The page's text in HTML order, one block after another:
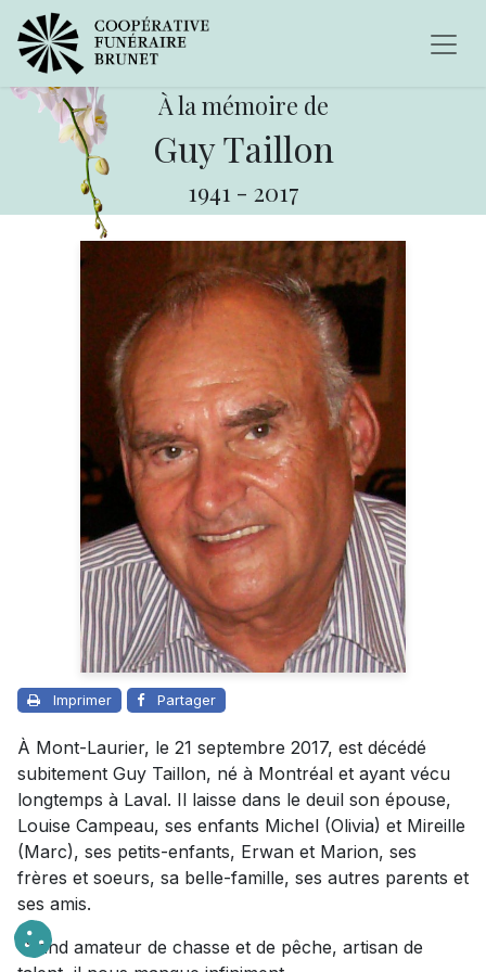
À la mémoire de
Guy Taillon
1941 - 2017
Imprimer Partager
À Mont-Laurier, le 21 septembre 2017, est décédé
subitement Guy Taillon, né à Montréal et ayant vécu
longtemps à Laval. Il laisse dans le deuil son épouse,
Louise Campeau, ses enfants Michel (Olivia) et Mireille
(Marc), ses petits-enfants, Erwan et Marion, ses
frères et soeurs, sa belle-famille, ses autres parents et
ses amis.
Grand amateur de chasse et de pêche, artisan de